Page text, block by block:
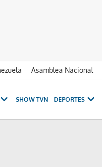
Asamblea Nacional
SHOW TVN DEPORTES